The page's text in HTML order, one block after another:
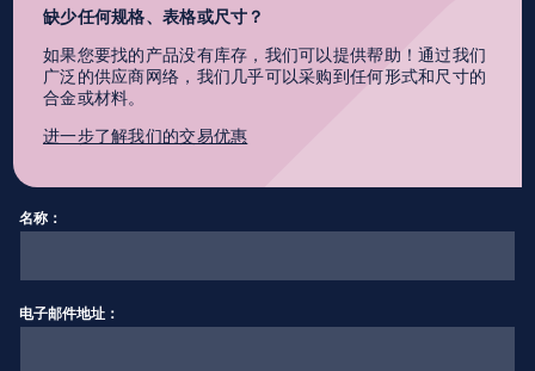
缺少任何规格、表格或尺寸？
如果您要找的产品没有库存，我们可以提供帮助！通过我们
广泛的供应商网络，我们几乎可以采购到任何形式和尺寸的
合金或材料。
进一步了解我们的交易优惠
名称：
电子邮件地址：